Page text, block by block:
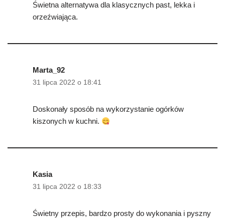
Świetna alternatywa dla klasycznych past, lekka i
orzeźwiająca.
Marta_92
31 lipca 2022 o 18:41
Doskonały sposób na wykorzystanie ogórków
kiszonych w kuchni.
Kasia
31 lipca 2022 o 18:33
Świetny przepis, bardzo prosty do wykonania i pyszny